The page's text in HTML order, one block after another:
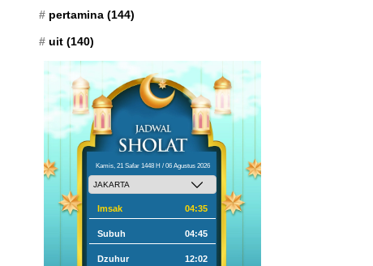
pertamina (144)
uit (140)
Kamis, 21 Safar 1448 H / 06 Agustus 2026
Imsak 04:35
Subuh 04:45
Dzuhur 12:02